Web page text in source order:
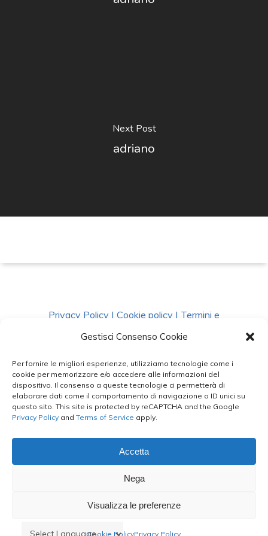
Gestisci Consenso Cookie
Per fornire le migliori esperienze, utilizziamo tecnologie come i
cookie per memorizzare e/o accedere alle informazioni del
dispositivo. Il consenso a queste tecnologie ci permetterà di
elaborare dati come il comportamento di navigazione o ID unici su
questo sito. This site is protected by reCAPTCHA and the Google
Privacy Policy and Terms of Service apply.
Accetta
Nega
Visualizza le preferenze
Cookie PolicyPrivacy Policy
Next Post
adriano
Privacy Policy | Cookie policy | Termini e
Condizioni|Richiedi Dati
facebook instagram whatsappphone
email
Le Bontà del Capo ©